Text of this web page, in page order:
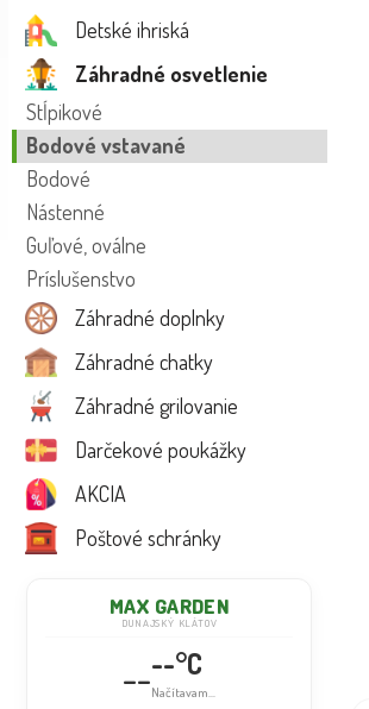
Detské ihriská
Záhradné osvetlenie
Stĺpikové
Bodové vstavané
Bodové
Nástenné
Guľové, oválne
Príslušenstvo
Záhradné doplnky
Záhradné chatky
Záhradné grilovanie
Darčekové poukážky
AKCIA
Poštové schránky
MAX GARDEN
DUNAJSKÝ KLÁTOV
----°C
Načítavam...